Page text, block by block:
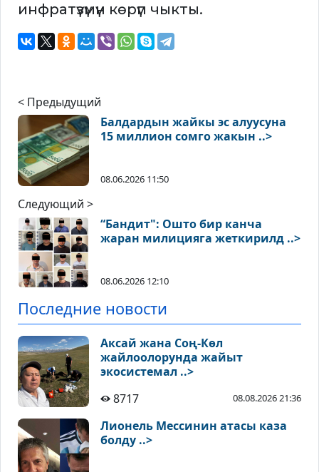
инфратүзүмүн көрүп чыкты.
< Предыдущий
Балдардын жайкы эс алуусуна
15 миллион сомго жакын ..>
08.06.2026 11:50
Следующий >
“Бандит": Ошто бир канча
жаран милицияга жеткирилд ..>
08.06.2026 12:10
Последние новости
Аксай жана Соң-Көл
жайлоолорунда жайыт
экосистемал ..>
8717
08.08.2026 21:36
Лионель Мессинин атасы каза
болду ..>